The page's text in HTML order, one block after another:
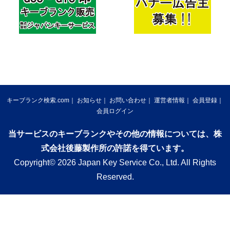
キーブランク検索.com お知らせ お問い合わせ 運営者情報
会員登録
会員ログイン
当サービスのキーブランクやその他の情報については、株
式会社後藤製作所の許諾を得ています。
Copyright© 2026 Japan Key Service Co., Ltd. All Rights
Reserved.